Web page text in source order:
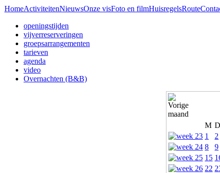
HomeActiviteitenNieuwsOnze visFoto en filmHuisregelsRoute
openingstijden
vijverreserveringen
groepsarrangementen
tarieven
agenda
video
Overnachten (B&B)
M D
1
2
8
9
15
22